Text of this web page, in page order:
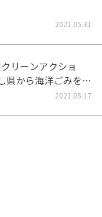
2021.05.31
クリーンアクショ
県から海洋ごみをな
2021.05.17